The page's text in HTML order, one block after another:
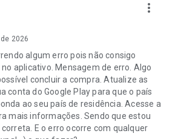
more_vert
2026
algum erro pois não consigo
aplicativo. Mensagem de erro. Algo
concluir a compra. Atualize as
conta do Google Play para que o país
ao seu país de residência. Acesse a
mais informações. Sendo que estou
E o erro ocorre com qualquer